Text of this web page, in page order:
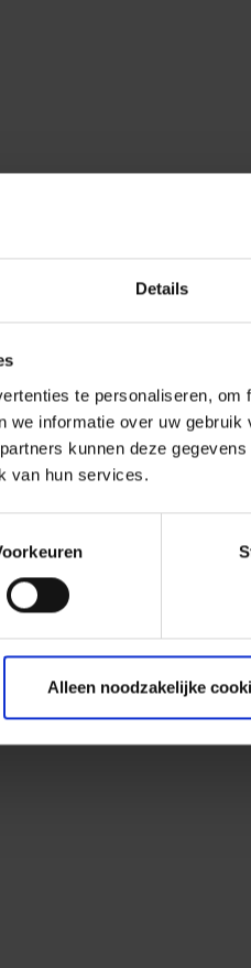
Details
te personaliseren,
we informatie over uw
kunnen deze
van hun services.
Alleen noodzakelijke